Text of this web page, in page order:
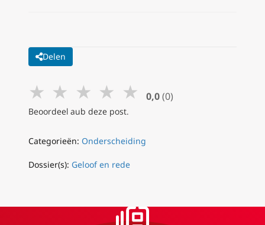
Delen
★ ★ ★ ★ ★ 0,0 (0)
Beoordeel aub deze post.
Categorieën: Onderscheiding
Dossier(s): Geloof en rede